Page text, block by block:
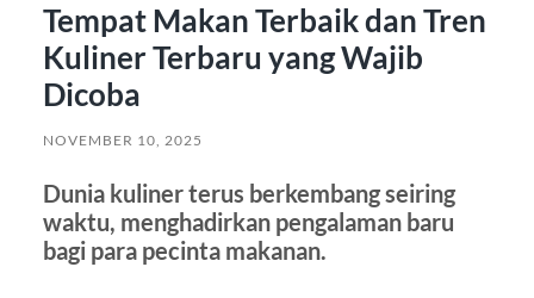
Tempat Makan Terbaik dan Tren
Kuliner Terbaru yang Wajib
Dicoba
NOVEMBER 10, 2025
Dunia kuliner terus berkembang seiring
waktu, menghadirkan pengalaman baru
bagi para pecinta makanan.